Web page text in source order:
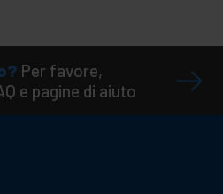
Per favore,
e pagine di aiuto